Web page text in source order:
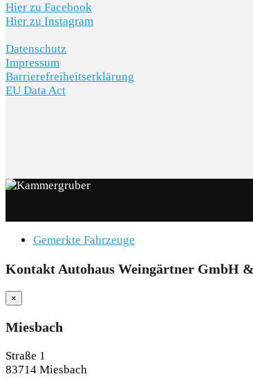
Hier zu Facebook
Hier zu Instagram
Datenschutz
Impressum
Barrierefreiheitserklärung
EU Data Act
Gemerkte Fahrzeuge
Kontakt Autohaus Weingärtner GmbH
×
Miesbach
Straße 1
83714 Miesbach